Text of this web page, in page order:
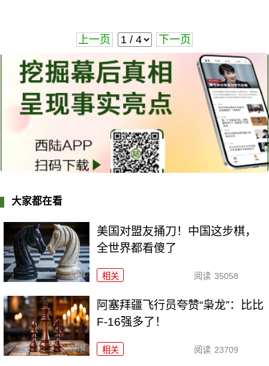
上一页 下一页
大家都在看
美国对盟友捅刀！中国这步棋，
全世界都看傻了
相关 阅读 35058
阿塞拜疆飞行员夸赞“枭龙”：比比
F-16强多了！
相关 阅读 23709